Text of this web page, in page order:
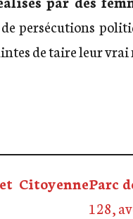
persécutions
de taire leur
CitoyenneParc
128,